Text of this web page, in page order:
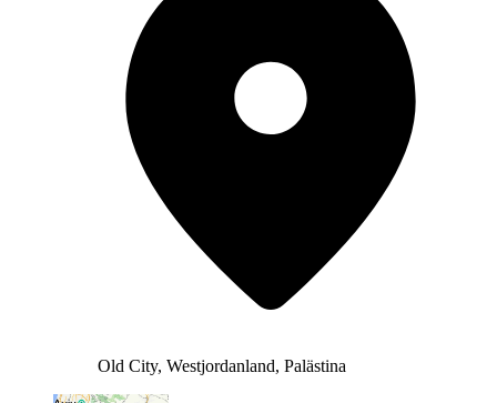
Old City, Westjordanland, Palästina